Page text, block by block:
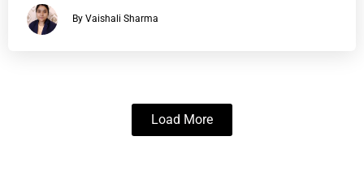
By Vaishali Sharma
Load More